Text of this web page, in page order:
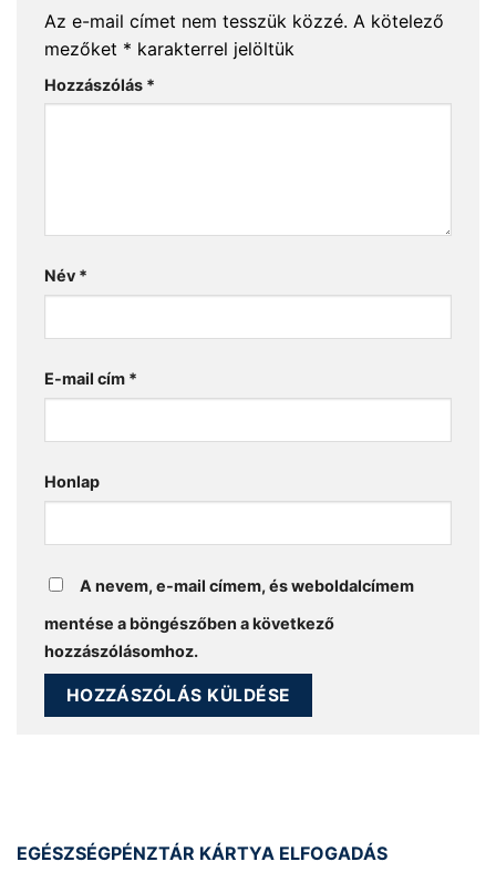
Az e-mail címet nem tesszük közzé. A kötelező
mezőket * karakterrel jelöltük
Hozzászólás *
Név *
E-mail cím *
Honlap
A nevem, e-mail címem, és weboldalcímem
mentése a böngészőben a következő
hozzászólásomhoz.
EGÉSZSÉGPÉNZTÁR KÁRTYA ELFOGADÁS